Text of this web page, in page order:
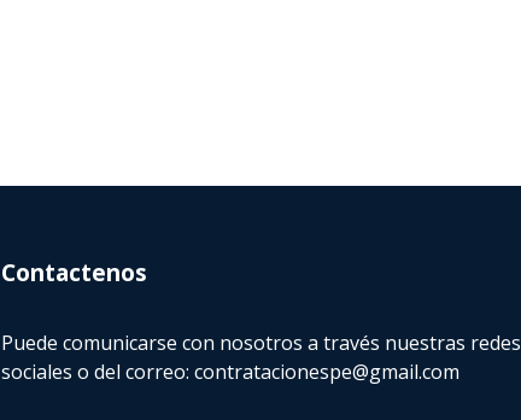
Contactenos
Puede comunicarse con nosotros a través nuestras redes
sociales o del correo:contratacionespe@gmail.com